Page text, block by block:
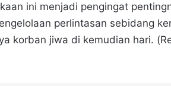
ini menjadi pengingat
perlintasan sebidang
korban jiwa di kemudian hari.